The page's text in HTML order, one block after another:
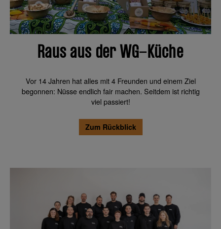
Raus aus der WG-Küche
Vor 14 Jahren hat alles mit 4 Freunden und einem Ziel
begonnen: Nüsse endlich fair machen. Seitdem ist richtig
viel passiert!
Zum Rückblick